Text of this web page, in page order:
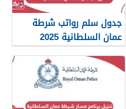
جدول سلم رواتب شرطة
عمان السلطانية 2025